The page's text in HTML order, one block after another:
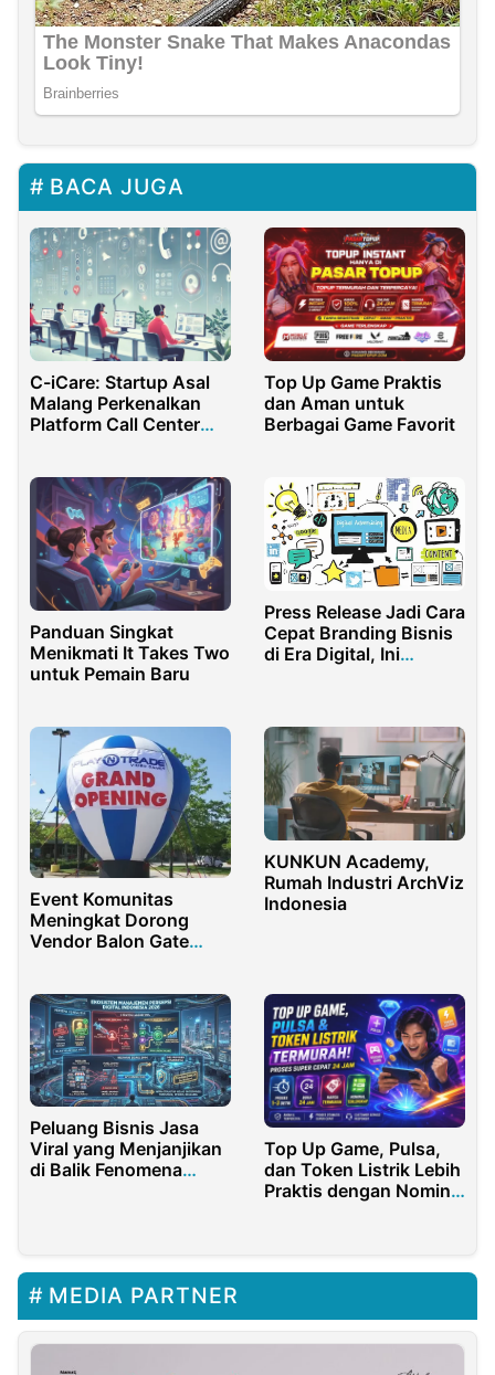
BACA JUGA
C-iCare: Startup Asal
Malang Perkenalkan
Platform Call Center
Top Up Game Praktis
dan Aman untuk
Berbagai Game Favorit
Panduan Singkat
Menikmati It Takes Two
untuk Pemain Baru
Press Release Jadi Cara
Cepat Branding Bisnis
di Era Digital, Ini
Event Komunitas
Meningkat Dorong
Vendor Balon Gate
KUNKUN Academy,
Rumah Industri ArchViz
Indonesia
Peluang Bisnis Jasa
Viral yang Menjanjikan
di Balik Fenomena
Top Up Game, Pulsa,
dan Token Listrik Lebih
Praktis dengan Nominal
MEDIA PARTNER